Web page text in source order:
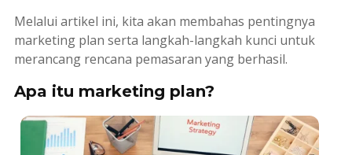
Melalui artikel ini, kita akan membahas pentingnya
marketing plan serta langkah-langkah kunci untuk
merancang rencana pemasaran yang berhasil.
Apa itu marketing plan?